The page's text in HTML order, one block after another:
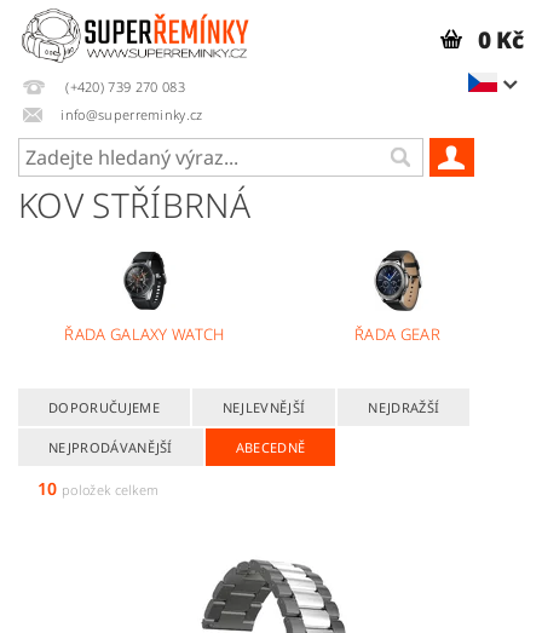
(+420) 739 270 083
info@superreminky.cz
0 Kč
KOV STŘÍBRNÁ
ŘADA GALAXY WATCH ŘADA GEAR
DOPORUČUJEME NEJLEVNĚJŠÍ NEJDRAŽŠÍ
NEJPRODÁVANĚJŠÍ ABECEDNĚ
10 položek celkem